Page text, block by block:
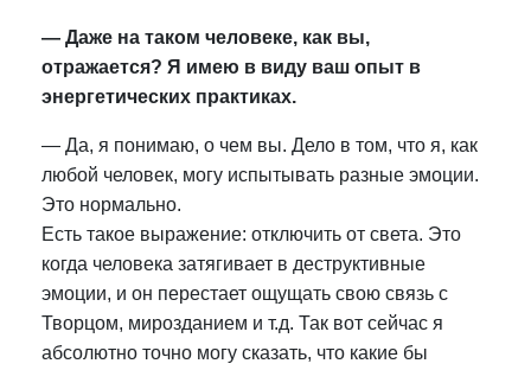
— Даже на таком человеке, как вы,
отражается? Я имею в виду ваш опыт в
энергетических практиках.
— Да, я понимаю, о чем вы. Дело в том, что я, как
любой человек, могу испытывать разные эмоции.
Это нормально.
Есть такое выражение: отключить от света. Это
когда человека затягивает в деструктивные
эмоции, и он перестает ощущать свою связь с
Творцом, мирозданием и т.д. Так вот сейчас я
абсолютно точно могу сказать, что какие бы